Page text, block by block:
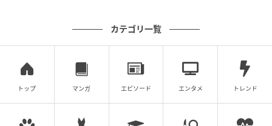
ワイン管理ダッシュボードでは、ワインの登録、編
集、在庫管理、おすすめ表示を操作できます。
おすすめ表示のON／OFFや、グラス提供中ワインの優
先表示に対応し、店舗が今提案したいワインをAIに反
映します。
カテゴリ一覧
トップ マンガ エピソード エンタメ トレンド